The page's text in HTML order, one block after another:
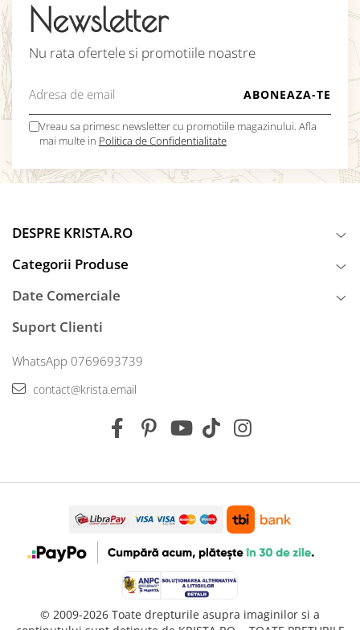
Newsletter
Nu rata ofertele si promotiile noastre
Vreau sa primesc newsletter cu promotiile magazinului. Afla
mai multe in Politica de Confidentialitate
DESPRE KRISTA.RO
Categorii Produse
Date Comerciale
Suport Clienti
WhatsApp 0769693739
contact@krista.email
© 2009-2026 Toate drepturile asupra imaginilor si a